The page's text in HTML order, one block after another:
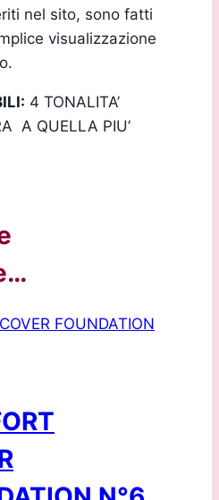
nel sito, sono fatti
visualizzazione
4 TONALITA’
A QUELLA PIU’